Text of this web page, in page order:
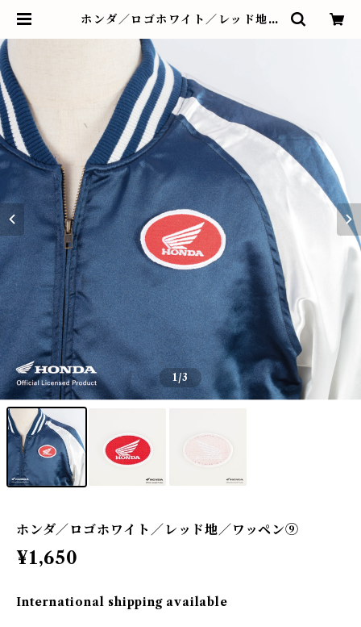
ホンダ／ロゴホワイト／レッド地／
1/3
ホンダ／ロゴホワイト／レッド地／ワッペン⑨
¥1,650
International shipping available